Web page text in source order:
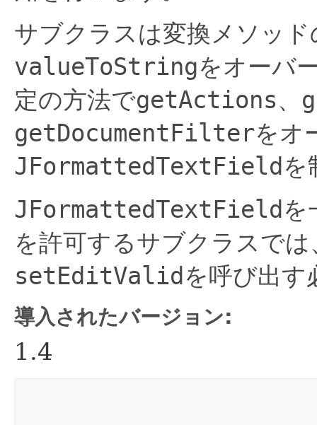
サブクラスは変換メソッド
valueToStringをオーバ
定の方法でgetActions、
getDocumentFilterをオ
JFormattedTextFieldを
JFormattedTextFieldを
を許可するサブクラスで
setEditValidを呼び出す
導入されたバージョン:
1.4